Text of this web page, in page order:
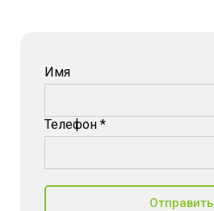
Имя
Телефон *
Отправить